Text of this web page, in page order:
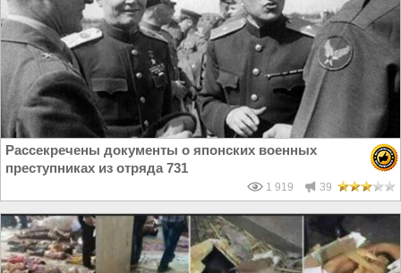
Рассекречены документы о японских военных
преступниках из отряда 731
1 919 39